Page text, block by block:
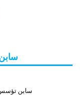
سابن
سابن تؤسس